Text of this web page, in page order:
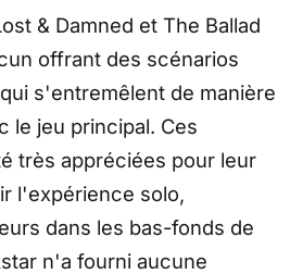
& Damned et The Ballad
offrant des scénarios
s'entremêlent de manière
le jeu principal. Ces
très appréciées pour leur
l'expérience solo,
dans les bas-fonds de
n'a fourni aucune